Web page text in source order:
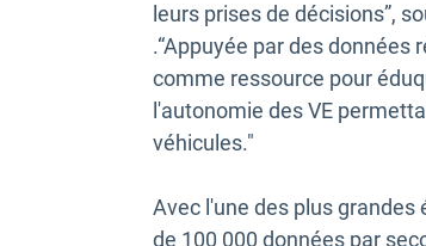
leurs prises de décisions”,
.“Appuyée par des données
comme ressource pour
l'autonomie des VE
véhicules."
Avec l'une des plus
de 100 000 données par